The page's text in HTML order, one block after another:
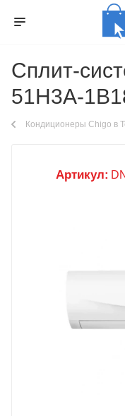
Сплит-
51H3A-
Кондиционеры Chigo в
Артикул: